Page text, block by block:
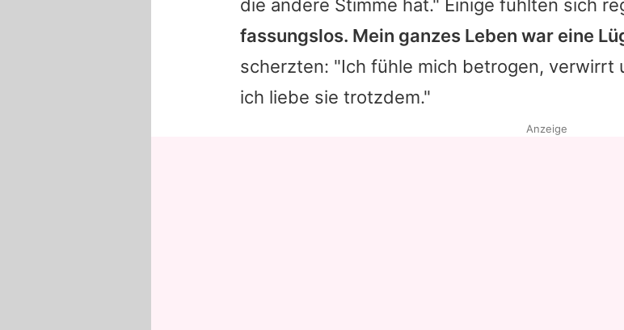
die andere Stimme hat." Einige fühlten sich
fassungslos. Mein ganzes Leben war eine
scherzten: "Ich fühle mich betrogen, verwirrt
ich liebe sie trotzdem."
Anzeige